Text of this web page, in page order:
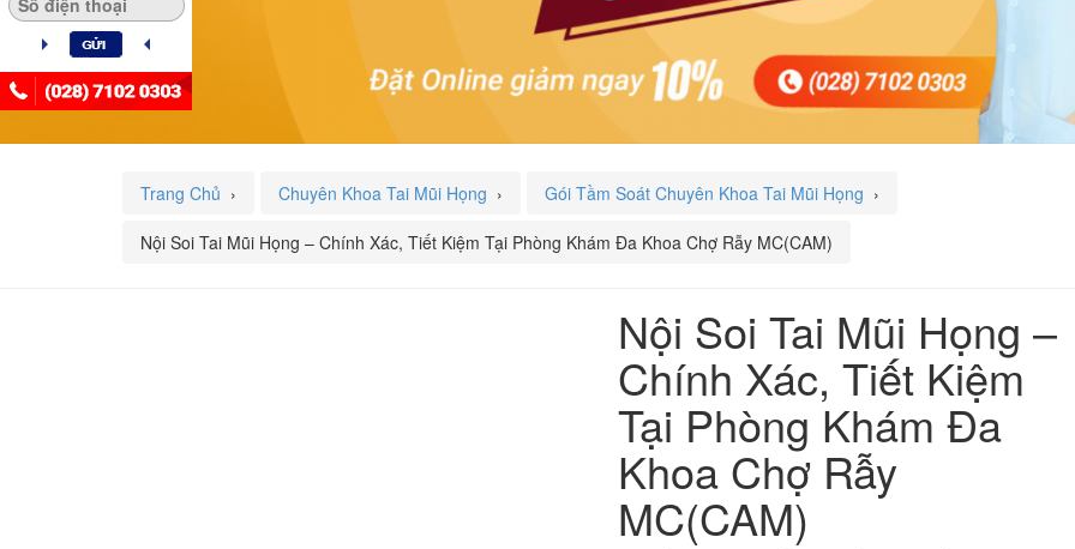
Trang Chủ › Chuyên Khoa Tai Mũi Họng › Gói Tầm Soát Chuyên Khoa Tai Mũi Họng ›
Nội Soi Tai Mũi Họng – Chính Xác, Tiết Kiệm Tại Phòng Khám Đa Khoa Chợ Rẫy MC(CAM)
Nội Soi Tai Mũi Họng –
Chính Xác, Tiết Kiệm
Tại Phòng Khám Đa
Khoa Chợ Rẫy
MC(CAM)